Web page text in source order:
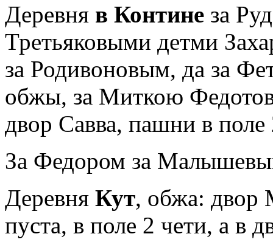
Деревня в Контине за
Третьяковыми детми
за Родивоновым, да за
обжы, за Миткою
двор Савва, пашни в
За Федором за
Деревня Кут, обжа: двор
пуста, в поле 2 чети, а в